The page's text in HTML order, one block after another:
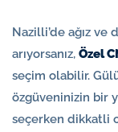
Nazilli’de ağız ve
arıyorsanız, Özel
seçim olabilir.
özgüveninizin bir
seçerken dikkatli